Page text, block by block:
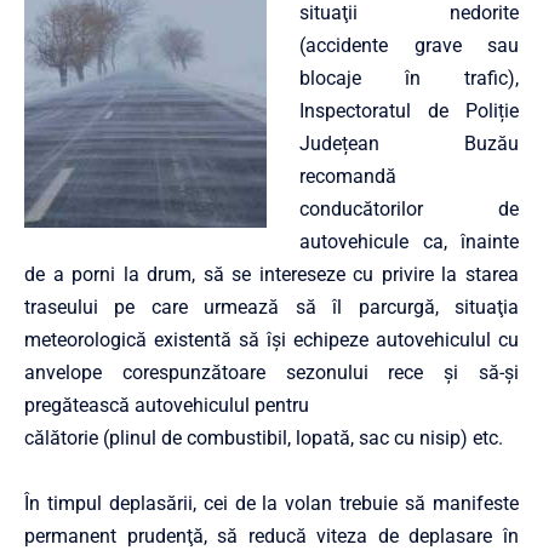
situaţii nedorite
(accidente grave sau
blocaje în trafic),
Inspectoratul de Poliție
Județean Buzău
recomandă
conducătorilor de
autovehicule ca, înainte
de a porni la drum, să se intereseze cu privire la starea
traseului pe care urmează să îl parcurgă, situaţia
meteorologică existentă să își echipeze autovehiculul cu
anvelope corespunzătoare sezonului rece şi să-şi
pregătească autovehiculul pentru
călătorie (plinul de combustibil, lopată, sac cu nisip) etc.
În timpul deplasării, cei de la volan trebuie să manifeste
permanent prudenţă, să reducă viteza de deplasare în